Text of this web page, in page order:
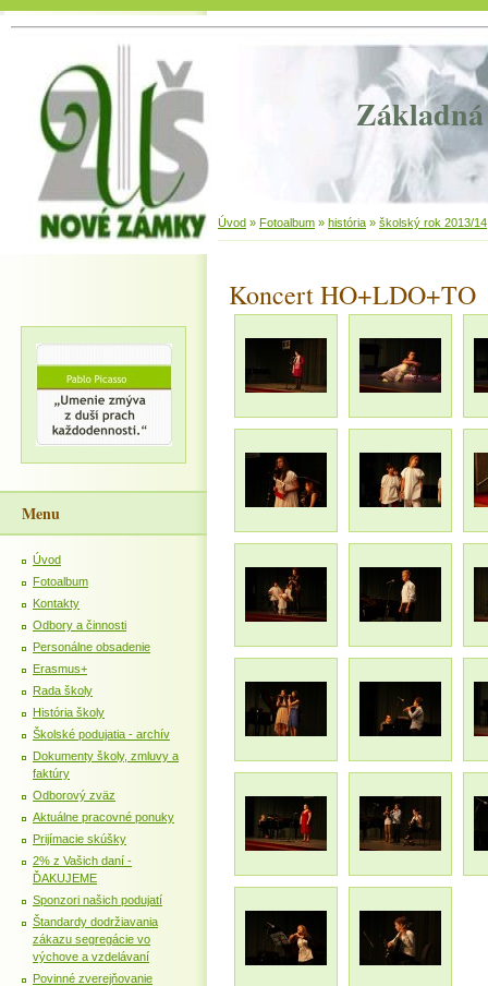
Základná
Úvod » Fotoalbum » história » školský rok 2013/14
Koncert HO+LDO+TO
Menu
Úvod
Fotoalbum
Kontakty
Odbory a činnosti
Personálne obsadenie
Erasmus+
Rada školy
História školy
Školské podujatia - archív
Dokumenty školy, zmluvy a
faktúry
Odborový zväz
Aktuálne pracovné ponuky
Prijímacie skúšky
2% z Vašich daní -
ĎAKUJEME
Sponzori našich podujatí
Štandardy dodržiavania
zákazu segregácie vo
výchove a vzdelávaní
Povinné zverejňovanie